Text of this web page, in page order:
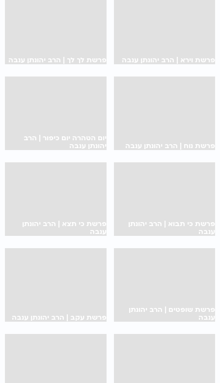
פרשת וירא | הרב יהונתן ענבה פרשת לך לך | הרב יהונתן ענבה
פרשת נוח | הרב יהונתן ענבה
יום הטהרה יום כיפור | הרב
יהונתן ענבה
פרשת כי תבוא | הרב יהונתן
ענבה
פרשת כי תצא | הרב יהונתן
ענבה
פרשת שופטים | הרב יהונתן
ענבה
פרשת עקב | הרב יהונתן ענבה